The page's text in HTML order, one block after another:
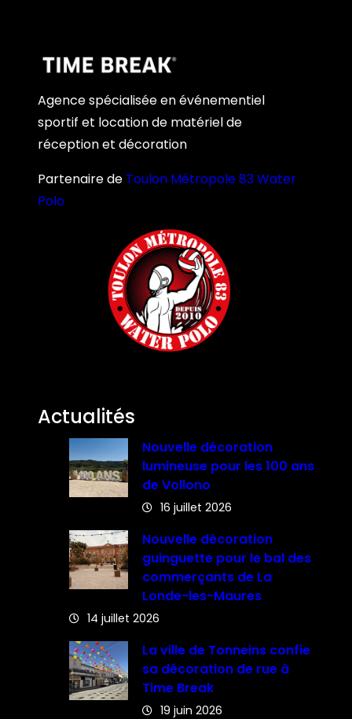
Agence spécialisée en événementiel
sportif et location de matériel de
réception et décoration
Partenaire de Toulon Métropole 83 Water
Polo
Actualités
Nouvelle décoration
lumineuse pour les 100 ans
de Vollono
16 juillet 2026
Nouvelle décoration
guinguette pour le bal des
commerçants de La
Londe-les-Maures
14 juillet 2026
La ville de Tonneins confie
sa décoration de rue à
Time Break
19 juin 2026